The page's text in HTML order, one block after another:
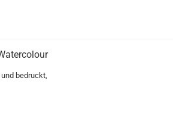
bedruckt,